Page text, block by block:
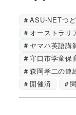
ASU-NETつ
オーストラリ
ヤマハ英語講
守口市学童保
森岡孝二の連
開催済